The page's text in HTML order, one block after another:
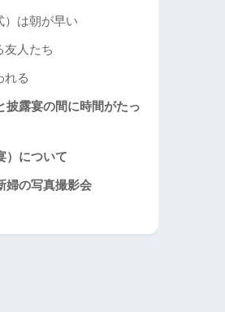
）は朝が早い
友人たち
れる
披露宴の間に時間がたっ
）について
婦の写真撮影会